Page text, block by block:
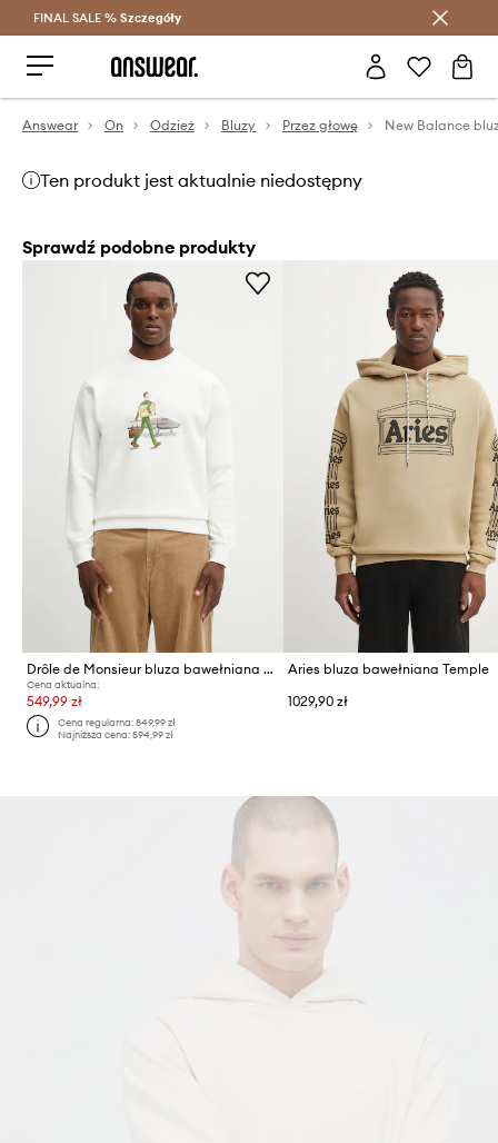
Oszczędzaj z Answear Club >
FINAL SALE % Szczegóły
Answear On Odzież Bluzy Przez głowę New Balance
Ten produkt jest aktualnie niedostępny
Sprawdź podobne produkty
Drôle de Monsieur bluza bawełniana Sweatshirt LHomme Au Tableau
Cena aktualna:
549,99 zł
Cena regularna:849,99 zł
Najniższa cena:594,99 zł
Aries bluza bawełniana Temple
1029,90 zł